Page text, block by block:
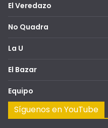
El Veredazo
No Quadra
La U
El Bazar
Equipo
Síguenos en YouTube